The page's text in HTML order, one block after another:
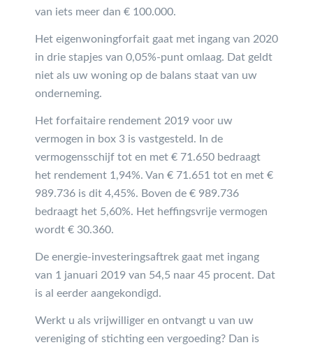
van iets meer dan € 100.000.
Het eigenwoningforfait gaat met ingang van 2020
in drie stapjes van 0,05%-punt omlaag. Dat geldt
niet als uw woning op de balans staat van uw
onderneming.
Het forfaitaire rendement 2019 voor uw
vermogen in box 3 is vastgesteld. In de
vermogensschijf tot en met € 71.650 bedraagt
het rendement 1,94%. Van € 71.651 tot en met €
989.736 is dit 4,45%. Boven de € 989.736
bedraagt het 5,60%. Het heffingsvrije vermogen
wordt € 30.360.
De energie-investeringsaftrek gaat met ingang
van 1 januari 2019 van 54,5 naar 45 procent. Dat
is al eerder aangekondigd.
Werkt u als vrijwilliger en ontvangt u van uw
vereniging of stichting een vergoeding? Dan is